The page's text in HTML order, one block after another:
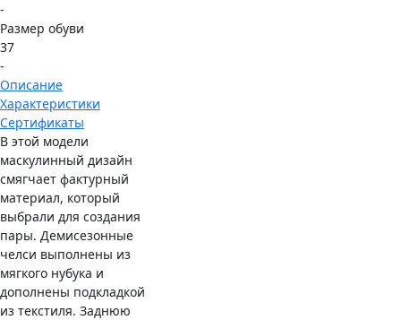
-
Размер обуви
37
-
Описание
Характеристики
Сертификаты
В этой модели
маскулинный дизайн
смягчает фактурный
материал, который
выбрали для создания
пары. Демисезонные
челси выполнены из
мягкого нубука и
дополнены подкладкой
из текстиля. Заднюю